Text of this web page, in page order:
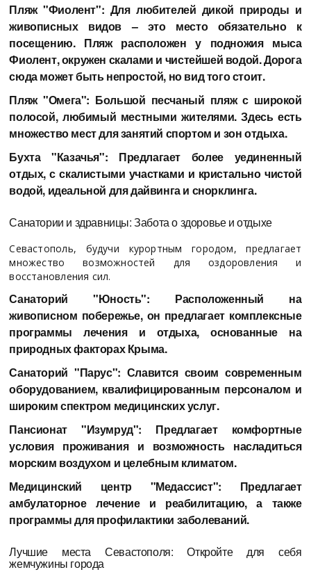
Пляж "Фиолент": Для любителей дикой природы и
живописных видов – это место обязательно к
посещению. Пляж расположен у подножия мыса
Фиолент, окружен скалами и чистейшей водой. Дорога
сюда может быть непростой, но вид того стоит.
Пляж "Омега": Большой песчаный пляж с широкой
полосой, любимый местными жителями. Здесь есть
множество мест для занятий спортом и зон отдыха.
Бухта "Казачья": Предлагает более уединенный
отдых, с скалистыми участками и кристально чистой
водой, идеальной для дайвинга и снорклинга.
Санатории и здравницы: Забота о здоровье и отдыхе
Севастополь, будучи курортным городом, предлагает
множество возможностей для оздоровления и
восстановления сил.
Санаторий "Юность": Расположенный на
живописном побережье, он предлагает комплексные
программы лечения и отдыха, основанные на
природных факторах Крыма.
Санаторий "Парус": Славится своим современным
оборудованием, квалифицированным персоналом и
широким спектром медицинских услуг.
Пансионат "Изумруд": Предлагает комфортные
условия проживания и возможность насладиться
морским воздухом и целебным климатом.
Медицинский центр "Медассист": Предлагает
амбулаторное лечение и реабилитацию, а также
программы для профилактики заболеваний.
Лучшие места Севастополя: Откройте для себя
жемчужины города